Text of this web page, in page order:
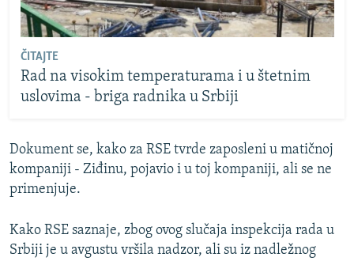
ČITAJTE
Rad na visokim temperaturama i u štetnim
uslovima - briga radnika u Srbiji
Dokument se, kako za RSE tvrde zaposleni u matičnoj
kompaniji - Ziđinu, pojavio i u toj kompaniji, ali se ne
primenjuje.
Kako RSE saznaje, zbog ovog slučaja inspekcija rada u
Srbiji je u avgustu vršila nadzor, ali su iz nadležnog